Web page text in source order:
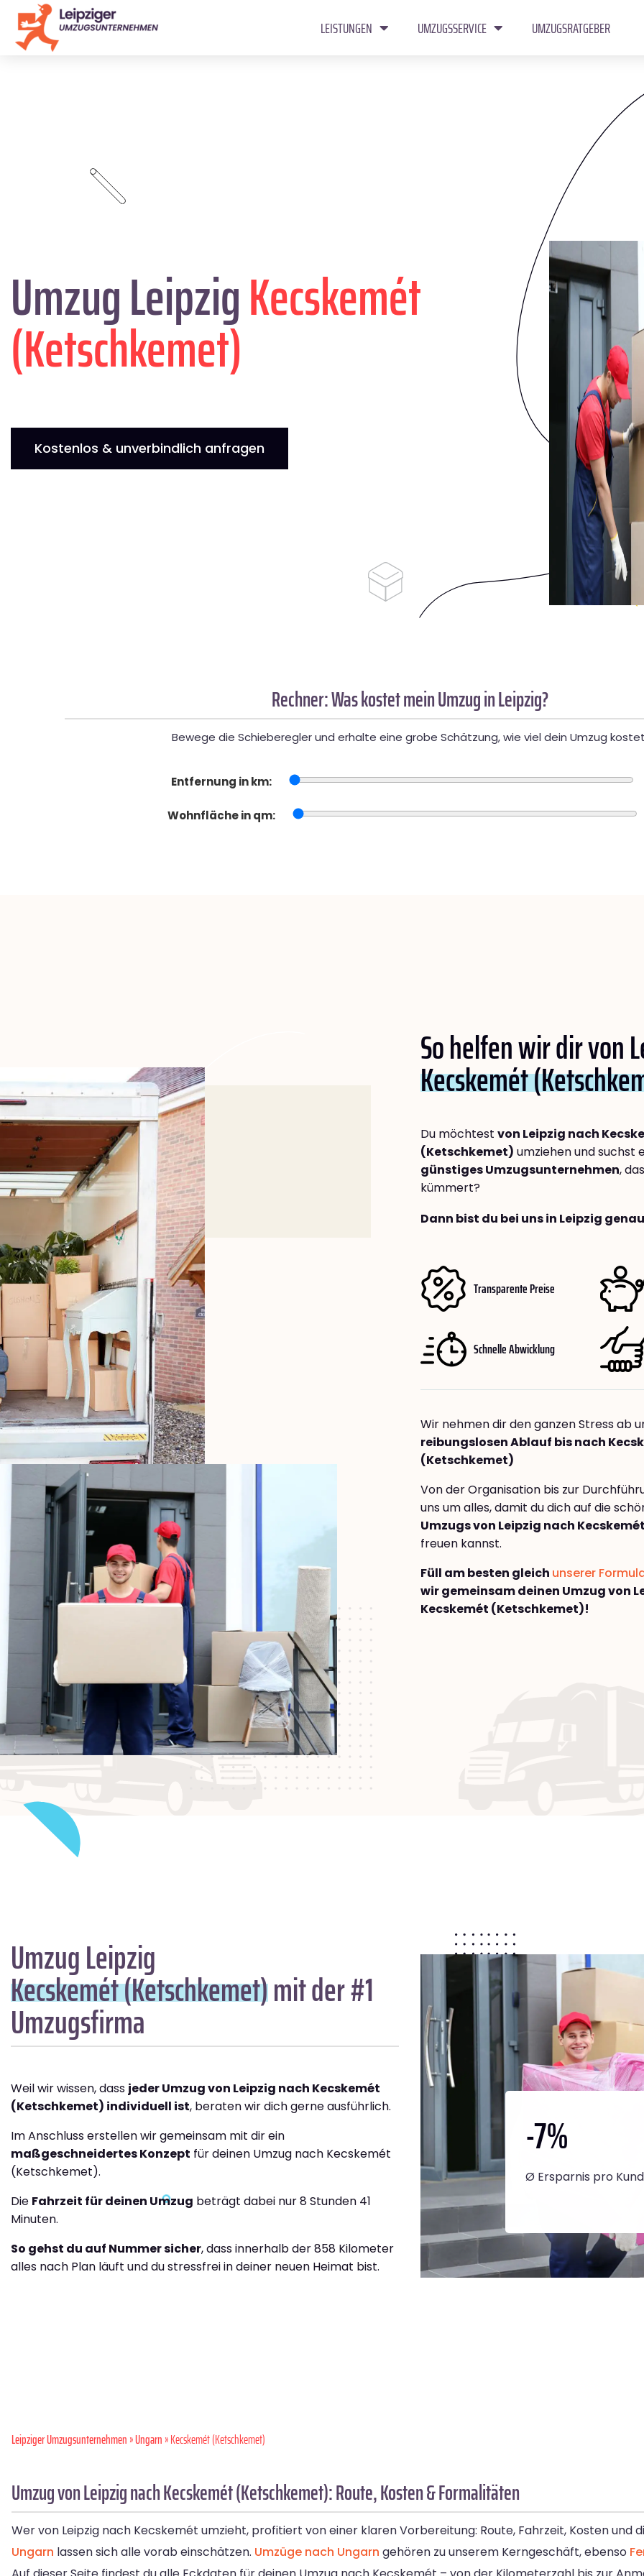
LEISTUNGEN UMZUGSSERVICE UMZUGSRATGEBER
Umzug LeipzigKecskemét
(Ketschkemet)
Kostenlos & unverbindlich anfragen
Rechner: Was kostet mein Umzug in Leipzig?
Bewege die Schieberegler und erhalte eine grobe Schätzung, wie viel dein Umzug
Entfernung in km:
Wohnfläche in qm:
So helfen wir dir von
Kecskemét
Du möchtest von Leipzig nach
(Ketschkemet) umziehen und suchst
günstiges Umzugsunternehmen,
kümmert?
Dann bist du bei uns in Leipzig
Transparente Preise
Schnelle Abwicklung
Wir nehmen dir den ganzen Stress ab
reibungslosen Ablauf bis nach
(Ketschkemet)
Von der Organisation bis zur
uns um alles, damit du dich auf die
Umzugs von Leipzig nach
freuen kannst.
Füll am besten gleich unserer
wir gemeinsam deinen Umzug von
Kecskemét (Ketschkemet)!
Umzug Leipzig
Kecskemét (Ketschkemet)mit der #1
Umzugsfirma
Weil wir wissen, dass jeder Umzug von Leipzig nach Kecskemét
(Ketschkemet) individuell ist, beraten wir dich gerne ausführlich.
Im Anschluss erstellen wir gemeinsam mit dir ein
maßgeschneidertes Konzept für deinen Umzug nach Kecskemét
(Ketschkemet).
Die Fahrzeit für deinen Umzug beträgt dabei nur 8 Stunden 41
Minuten.
So gehst du auf Nummer sicher, dass innerhalb der 858 Kilometer
alles nach Plan läuft und du stressfrei in deiner neuen Heimat bist.
-7%
Ø Ersparnis pro
Leipziger Umzugsunternehmen»Ungarn» Kecskemét (Ketschkemet)
Umzug von Leipzig nach Kecskemét (Ketschkemet): Route, Kosten & Formalitäten
Wer von Leipzig nach Kecskemét umzieht, profitiert von einer klaren Vorbereitung: Route, Fahrzeit, Kosten und
Ungarn lassen sich alle vorab einschätzen. Umzüge nach Ungarn gehören zu unserem Kerngeschäft, ebenso